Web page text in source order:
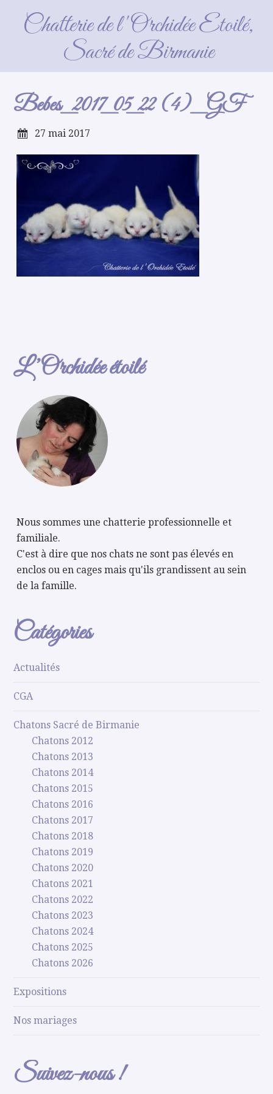
Chatterie de l'Orchidée Etoilé,
Sacré de Birmanie
Bebes_2017_05_22 (4)_GF
Bebes_2017_05_22 (4)_GF
27 mai 2017
L’Orchidée étoilé
Nous sommes une chatterie professionnelle et
familiale.
C'est à dire que nos chats ne sont pas élevés en
enclos ou en cages mais qu'ils grandissent au sein
de la famille.
Catégories
Actualités
CGA
Chatons Sacré de Birmanie
Chatons 2012
Chatons 2013
Chatons 2014
Chatons 2015
Chatons 2016
Chatons 2017
Chatons 2018
Chatons 2019
Chatons 2020
Chatons 2021
Chatons 2022
Chatons 2023
Chatons 2024
Chatons 2025
Chatons 2026
Expositions
Nos mariages
Suivez-nous !